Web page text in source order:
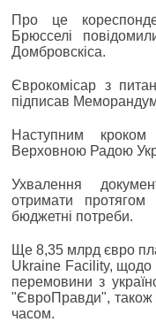
Про це
Брюсселі
Домбровскіса.
Єврокомісар з
підписав
Наступним
Верховною Радою
Ухвалення
отримати
бюджетні потреби.
Ще 8,35 млрд євро
Ukraine Facility, щодо
перемовини з
"ЄвроПравди",
часом.